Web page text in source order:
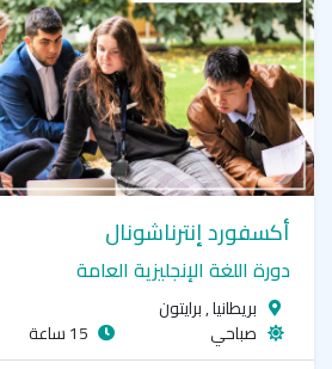
أكسفورد إنترناشونال
دورة اللغة الإنجليزية العامة
بريطانيا , برايتون
صباحي